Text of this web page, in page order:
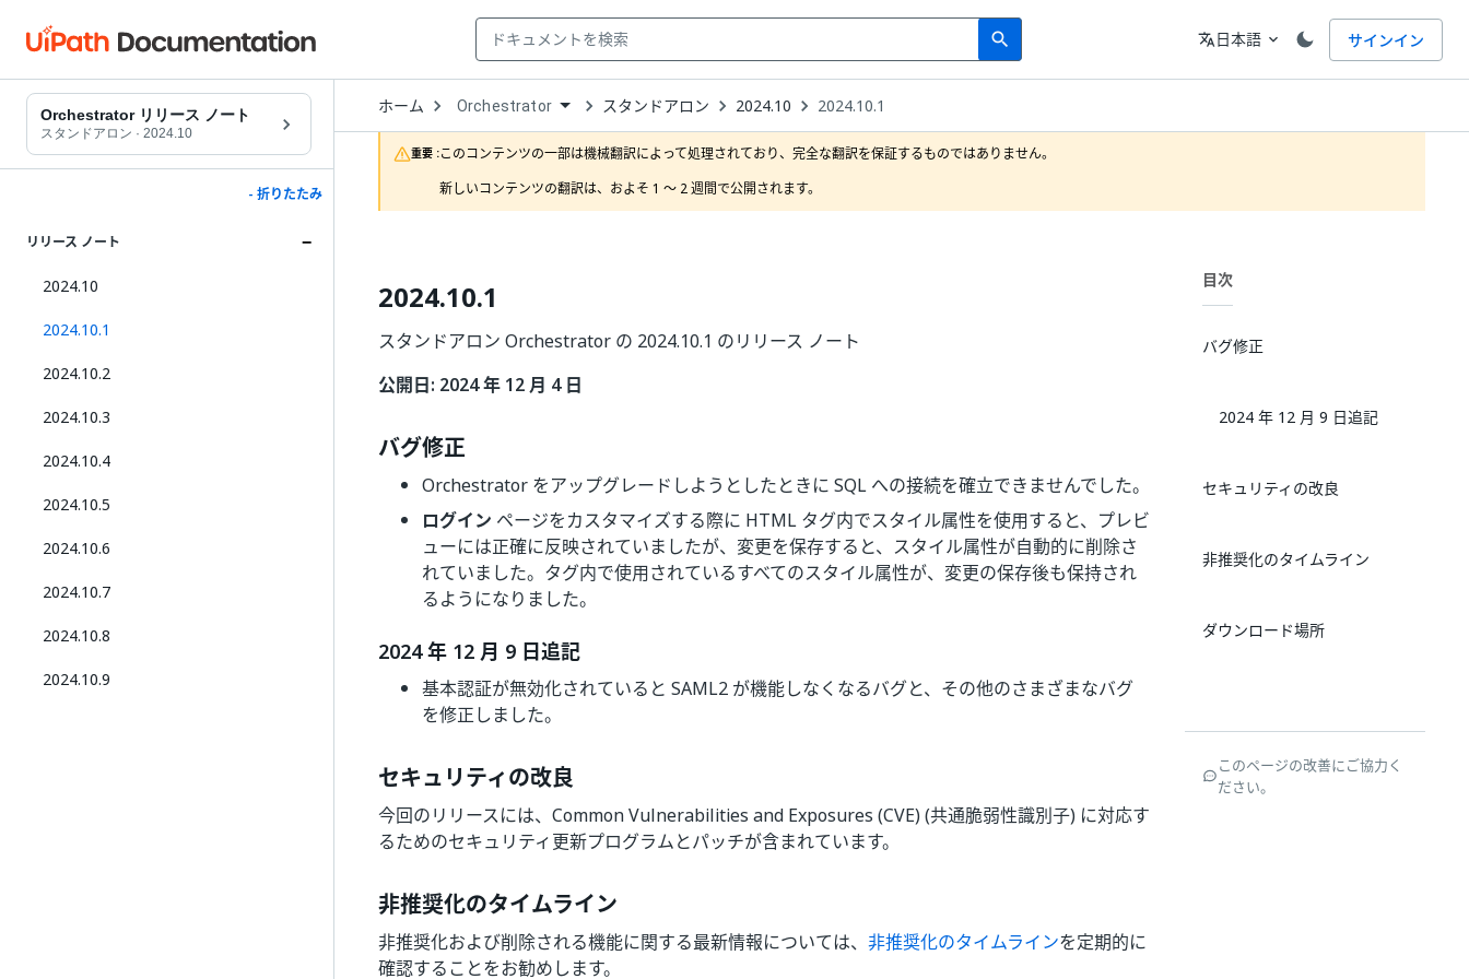
search
Search 言語
translate日本語 expand_more サインイン
Orchestrator リリース ノート
スタンドアロン · 2024.10
- 折りたたみ
リリース ノート
2024.10
2024.10.1
2024.10.2
2024.10.3
2024.10.4
2024.10.5
2024.10.6
2024.10.7
2024.10.8
2024.10.9
ホーム Open
Dropdown
to
choose
product
Orchestrator スタンドアロン 2024.10 2024.10.1
重要 :このコンテンツの一部は機械翻訳によって処理されており、完全な翻訳を保証するものではありません。
新しいコンテンツの翻訳は、およそ 1 ～ 2 週間で公開されます。
2024.10.1
スタンドアロン Orchestrator の 2024.10.1 のリリース ノート
公開日: 2024 年 12 月 4 日
バグ修正
Orchestrator をアップグレードしようとしたときに SQL への接続を確立できませんでした。
ログイン ページをカスタマイズする際に HTML タグ内でスタイル属性を使用すると、プレビ
ューには正確に反映されていましたが、変更を保存すると、スタイル属性が自動的に削除さ
れていました。タグ内で使用されているすべてのスタイル属性が、変更の保存後も保持され
るようになりました。
2024 年 12 月 9 日追記
基本認証が無効化されていると SAML2 が機能しなくなるバグと、その他のさまざまなバグ
を修正しました。
セキュリティの改良
今回のリリースには、Common Vulnerabilities and Exposures (CVE) (共通脆弱性識別子) に対応す
るためのセキュリティ更新プログラムとパッチが含まれています。
非推奨化のタイムライン
非推奨化および削除される機能に関する最新情報については、 非推奨化のタイムラインを定期的に
確認することをお勧めします。
目次
バグ修正
2024 年 12 月 9 日追記
セキュリティの改良
非推奨化のタイムライン
ダウンロード場所
このページの改善にご協力く
ださい。